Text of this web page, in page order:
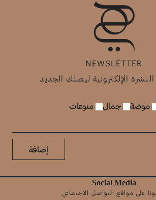
NEWSLETTER
النشرة الإلكترونية ليصلك الجديد
موضة جمال منوعات
إضافة
Social Media
على مواقع التواصل الاجتماعي